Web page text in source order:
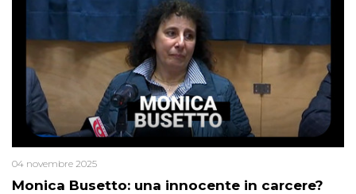
Monica Busetto: una innocente in carcere?
04 novembre 2025